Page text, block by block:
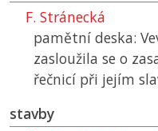
F. Stránecká
pamětní deska:
zasloužila se o
řečnicí při jejím
stavby